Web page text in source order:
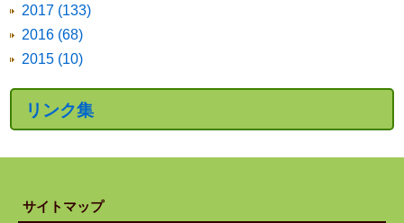
2017 (133)
2016 (68)
2015 (10)
リンク集
サイトマップ